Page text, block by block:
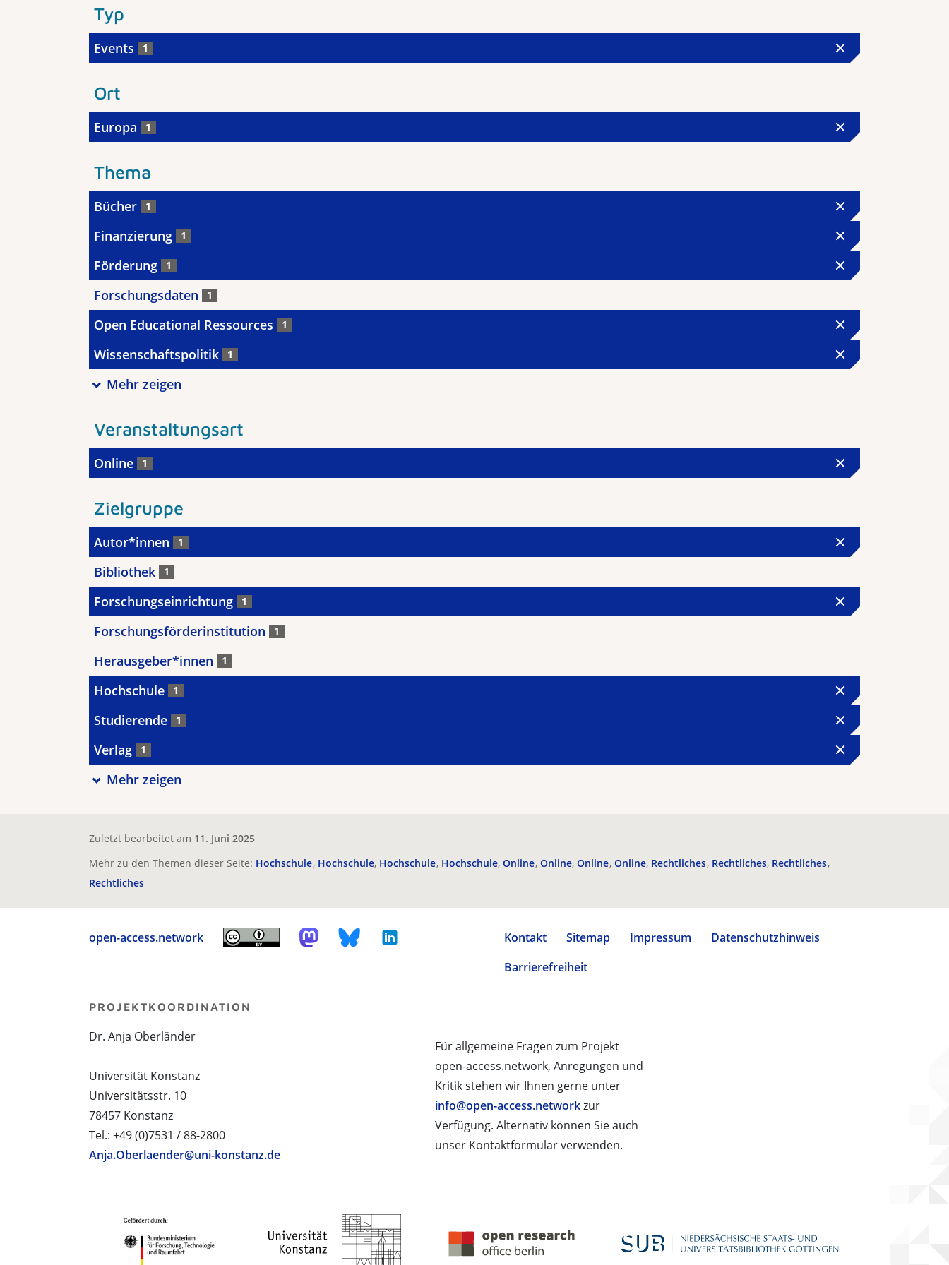
Typ
Events 1
Ort
Europa 1
Thema
Bücher 1
Finanzierung 1
Förderung 1
Forschungsdaten 1
Open Educational Ressources 1
Wissenschaftspolitik 1
Mehr zeigen
Veranstaltungsart
Online 1
Zielgruppe
Autor*innen 1
Bibliothek 1
Forschungseinrichtung 1
Forschungsförderinstitution 1
Herausgeber*innen 1
Hochschule 1
Studierende 1
Verlag 1
Mehr zeigen
Zuletzt bearbeitet am 11. Juni 2025
Mehr zu den Themen dieser Seite: Hochschule Hochschule Hochschule Hochschule Online Online Online Online Rechtliches Rechtliches Rechtliches
Rechtliches
open-access.network Kontakt Sitemap Impressum
Datenschutzhinweis
Barrierefreiheit
Für allgemeine Fragen zum Projekt
open-access.network, Anregungen und
Kritik stehen wir Ihnen gerne unter
info@open-access.networkzur
Verfügung. Alternativ können Sie auch
unser Kontaktformular verwenden.
PROJEKTKOORDINATION
Dr. Anja Oberländer
Universität Konstanz
Universitätsstr. 10
78457 Konstanz
Tel.: +49 (0)7531 / 88-2800
Anja.Oberlaender@uni-konstanz.de